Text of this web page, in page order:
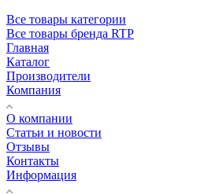
Все товары категории
Все товары бренда RTP
Главная
Каталог
Производители
Компания
О компании
Статьи и новости
Отзывы
Контакты
Информация